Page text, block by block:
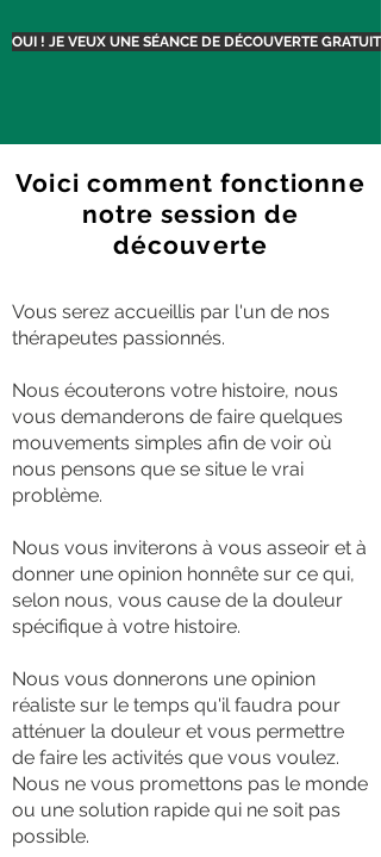
OUI ! JE VEUX UNE SÉANCE DE DÉCOUVERTE GRATUITE
Voici comment fonctionne
notre session de
découverte
Vous serez accueillis par l'un de nos
thérapeutes passionnés.
Nous écouterons votre histoire, nous
vous demanderons de faire quelques
mouvements simples afin de voir où
nous pensons que se situe le vrai
problème.
Nous vous inviterons à vous asseoir et à
donner une opinion honnête sur ce qui,
selon nous, vous cause de la douleur
spécifique à votre histoire.
Nous vous donnerons une opinion
réaliste sur le temps qu'il faudra pour
atténuer la douleur et vous permettre
de faire les activités que vous voulez.
Nous ne vous promettons pas le monde
ou une solution rapide qui ne soit pas
possible.